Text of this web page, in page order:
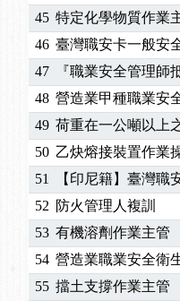
45 特定化學物質作業
46 臺灣職安卡一般安
47
『職業安全管理師
48 營造業甲種職業安
49 荷重在一公噸以上
50 乙炔熔接裝置作業
51
【印尼籍】臺灣職
52 防火管理人複訓
53 有機溶劑作業主管
54 營造業職業安全衛
55 擋土支撐作業主管